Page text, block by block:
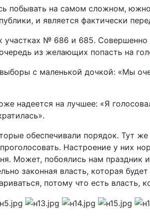
побывать на самом сложном,
и является фактически
№ 686 и 685. Совершенно
из желающих попасть на
с маленькой дочкой: «Мы
надеется на лучшее: «Я
обеспечивали порядок. Тут
Настроение у них
Может, побоялись нам
законная власть, которая
потому что есть власть,